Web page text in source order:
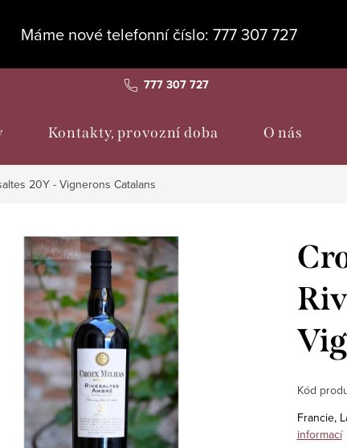
Máme nové telefonní číslo: 777 307 727
777 307 727
Kontakty, provozní doba O nás
20Y - Vignerons Catalans
Kód
Francie,
informací